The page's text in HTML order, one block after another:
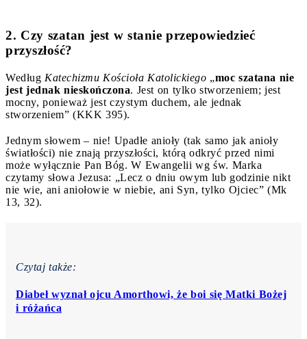
2. Czy szatan jest w stanie przepowiedzieć
przyszłość?
Według Katechizmu Kościoła Katolickiego „moc szatana nie
jest jednak nieskończona. Jest on tylko stworzeniem; jest
mocny, ponieważ jest czystym duchem, ale jednak
stworzeniem” (KKK 395).
Jednym słowem – nie! Upadłe anioły (tak samo jak anioły
światłości) nie znają przyszłości, którą odkryć przed nimi
może wyłącznie Pan Bóg. W Ewangelii wg św. Marka
czytamy słowa Jezusa: „Lecz o dniu owym lub godzinie nikt
nie wie, ani aniołowie w niebie, ani Syn, tylko Ojciec” (Mk
13, 32).
Czytaj także:
Diabeł wyznał ojcu Amorthowi, że boi się Matki Bożej
i różańca